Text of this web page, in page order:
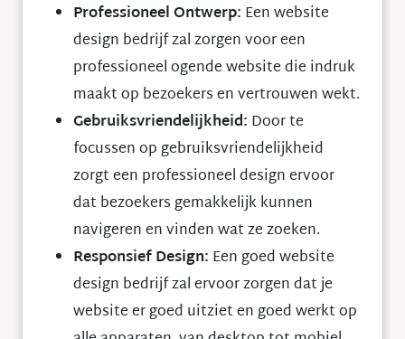
Professioneel Ontwerp: Een website
design bedrijf zal zorgen voor een
professioneel ogende website die indruk
maakt op bezoekers en vertrouwen wekt.
Gebruiksvriendelijkheid: Door te
focussen op gebruiksvriendelijkheid
zorgt een professioneel design ervoor
dat bezoekers gemakkelijk kunnen
navigeren en vinden wat ze zoeken.
Responsief Design: Een goed website
design bedrijf zal ervoor zorgen dat je
website er goed uitziet en goed werkt op